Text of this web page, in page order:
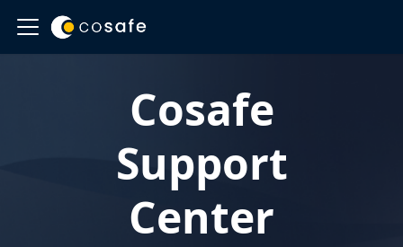
Cosafe
Support
Center